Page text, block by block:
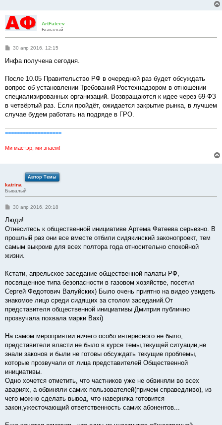
ArtFateev
Бывалый
С
о
е
и
е
30 апр 2016, 12:15
Инфа получена сегодня.
После 10.05 Правительство РФ в очередной раз будет обсуждать
вопрос об установлении Требований Ростехнадзором в отношении
специализированных организаций. Возвращаются к идее через 69-ФЗ
в четвёртый раз. Если пройдёт, ожидается закрытие рынка, в лучшем
случае будем работать на подряде в ГРО.
===================
Ми мастэр, ми знаем!
Автор Темы
katrina
Бывалый
С
о
щ
е
и
е
30 апр 2016, 20:18
Люди!
Отнеситесь к общественной инициативе Артема Фатеева серьезно. В
прошлый раз они все вместе отбили сидякинский законопроект, тем
самым выкроив для всех полтора года относительно спокойной
жизни.
Кстати, апрельское заседание общественной палаты РФ,
посвященное типа безопасности в газовом хозяйстве, посетил
Сергей Федотович Валуйских) Было очень приятно на видео увидеть
знакомое лицо среди сидящих за столом заседаний.От
представителя общественной инициативы Дмитрия публично
прозвучала похвала марки Baxi)
На самом мероприятии ничего особо интересного не было,
представители власти не было в курсе темы,текущей ситуации,не
знали законов и были не готовы обсуждать текущие проблемы,
которые прозвучали от лица представителей Общественной
инициативы.
Одно хочется отметить, что частников уже не обвиняли во всех
авариях, а обвиняли самих пользователей(причем справедливо), из
чего можно сделать вывод, что наверняка готовится
закон,ужесточающий ответственность самих абонентов...